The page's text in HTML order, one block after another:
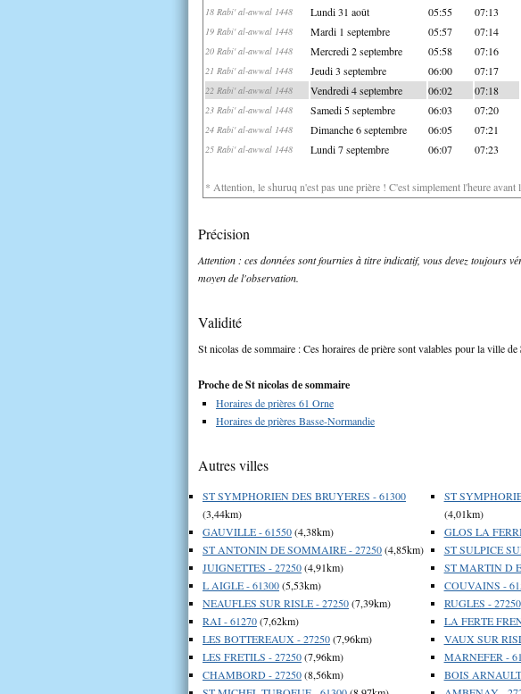
18 Rabi' al-awwal 1448 Lundi 31 août 05:55 07:13
19 Rabi' al-awwal 1448 Mardi 1 septembre 05:57 07:14
20 Rabi' al-awwal 1448 Mercredi 2 septembre 05:58 07:16
21 Rabi' al-awwal 1448 Jeudi 3 septembre 06:00 07:17
22 Rabi' al-awwal 1448 Vendredi 4 septembre 06:02 07:18
23 Rabi' al-awwal 1448 Samedi 5 septembre 06:03 07:20
24 Rabi' al-awwal 1448 Dimanche 6 septembre 06:05 07:21
25 Rabi' al-awwal 1448 Lundi 7 septembre 06:07 07:23
* Attention, le shuruq n'est pas une prière ! C'est simplement l'heure
Précision
Attention : ces données sont fournies à titre indicatif, vous devez toujours
moyen de l'observation.
Validité
St nicolas de sommaire : Ces horaires de prière sont valables pour la ville de
Proche de St nicolas de sommaire
Horaires de prières 61 Orne
Horaires de prières Basse-Normandie
Autres villes
ST SYMPHORIEN DES BRUYERES - 61300
(3,44km)
GAUVILLE - 61550(4,38km)
ST ANTONIN DE SOMMAIRE - 27250(4,85km)
JUIGNETTES - 27250(4,91km)
L AIGLE - 61300(5,53km)
NEAUFLES SUR RISLE - 27250(7,39km)
RAI - 61270(7,62km)
LES BOTTEREAUX - 27250(7,96km)
LES FRETILS - 27250(7,96km)
CHAMBORD - 27250(8,56km)
ST
(4,01km)
GLOS LA
ST SULPICE
ST MARTIN D
COUVAINS -
RUGLES - 27250
LA FERTE
VAUX SUR
MARNEFER -
BOIS